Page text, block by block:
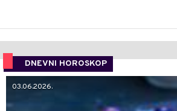
DNEVNI HOROSKOP
03.06.2026.